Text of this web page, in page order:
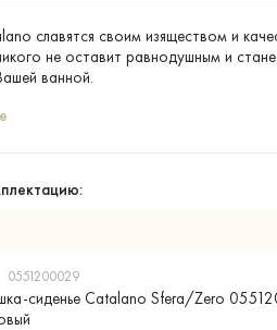
славятся своим изяществом и
не оставит равнодушным и
ванной.
сиденье Catalano Sfera/Zero
0551200029